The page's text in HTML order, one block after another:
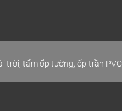
trời, tấm ốp tường, ốp trần PVC